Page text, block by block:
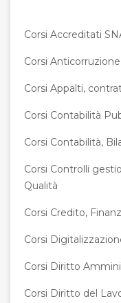
Corsi Accreditati
Corsi
Corsi Appalti,
Corsi Contabilità
Corsi Contabilità,
Corsi Controlli
Qualità
Corsi Credito,
Corsi
Corsi Diritto
Corsi Diritto del